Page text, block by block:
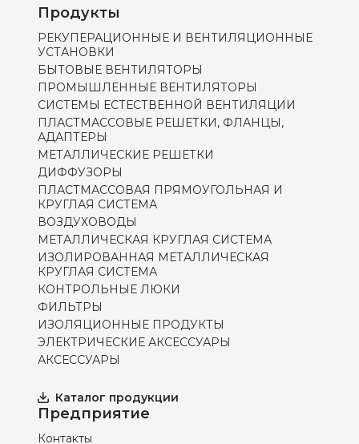
Продукты
РЕКУПЕРАЦИОННЫЕ И ВЕНТИЛЯЦИОННЫЕ
УСТАНОВКИ
БЫТОВЫЕ ВЕНТИЛЯТОРЫ
ПРОМЫШЛЕННЫЕ ВЕНТИЛЯТОРЫ
СИСТЕМЫ ЕСТЕСТВЕННОЙ ВЕНТИЛЯЦИИ
ПЛАСТМАССОВЫЕ РЕШЕТКИ, ФЛАНЦЫ,
АДАПТЕРЫ
МЕТАЛЛИЧЕСКИЕ РЕШЕТКИ
ДИФФУЗОРЫ
ПЛАСТМАССОВАЯ ПРЯМОУГОЛЬНАЯ И
КРУГЛАЯ СИСТЕМА
ВОЗДУХОВОДЫ
МЕТАЛЛИЧЕСКАЯ КРУГЛАЯ СИСТЕМА
ИЗОЛИРОВАННАЯ МЕТАЛЛИЧЕСКАЯ
КРУГЛАЯ СИСТЕМА
КОНТРОЛЬНЫЕ ЛЮКИ
ФИЛЬТРЫ
ИЗОЛЯЦИОННЫЕ ПРОДУКТЫ
ЭЛЕКТРИЧЕСКИЕ АКСЕССУАРЫ
АКСЕССУАРЫ
Каталог продукции
Предприятие
Контакты